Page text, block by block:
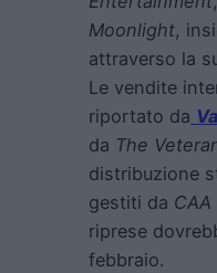
Moonlight,
attraverso la
Le vendite
riportato da
da The
distribuzione
gestiti da
riprese
febbraio.